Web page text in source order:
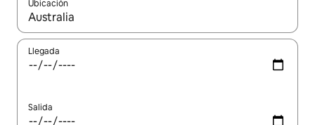
Ubicación
Cuando los resultados estén disponibles, podrás navegar
Llegada
Salida